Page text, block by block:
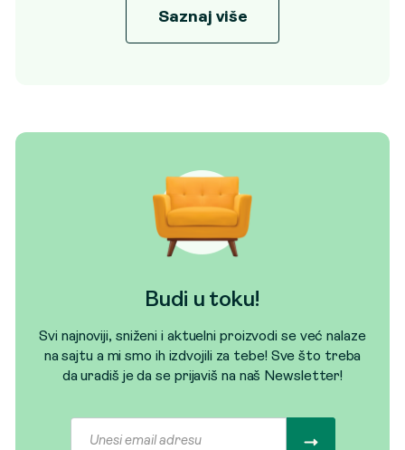
Saznaj više
Budi u toku!
Svi najnoviji, sniženi i aktuelni proizvodi se već nalaze
na sajtu a mi smo ih izdvojili za tebe! Sve što treba
da uradiš je da se prijaviš na naš Newsletter!